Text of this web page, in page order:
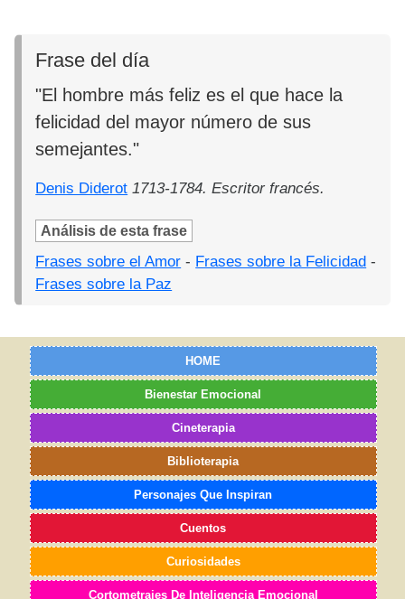
Frase del día
"El hombre más feliz es el que hace la
felicidad del mayor número de sus
semejantes."
Denis Diderot 1713-1784. Escritor francés.
Análisis de esta frase
Frases sobre el Amor - Frases sobre la Felicidad -
Frases sobre la Paz
HOME
Bienestar Emocional
Cineterapia
Biblioterapia
Personajes Que Inspiran
Cuentos
Curiosidades
Cortometrajes De Inteligencia Emocional